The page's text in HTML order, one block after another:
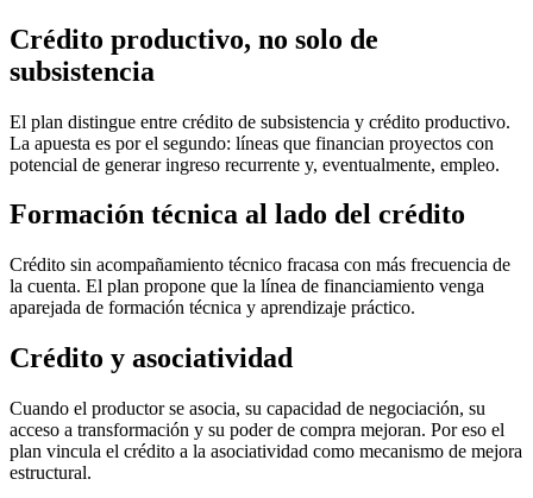
Crédito productivo, no solo de
subsistencia
El plan distingue entre crédito de subsistencia y crédito productivo.
La apuesta es por el segundo: líneas que financian proyectos con
potencial de generar ingreso recurrente y, eventualmente, empleo.
Formación técnica al lado del crédito
Crédito sin acompañamiento técnico fracasa con más frecuencia de
la cuenta. El plan propone que la línea de financiamiento venga
aparejada de formación técnica y aprendizaje práctico.
Crédito y asociatividad
Cuando el productor se asocia, su capacidad de negociación, su
acceso a transformación y su poder de compra mejoran. Por eso el
plan vincula el crédito a la asociatividad como mecanismo de mejora
estructural.